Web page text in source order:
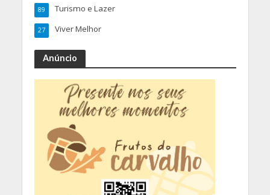
Turismo e Lazer
89
Viver Melhor
27
Anúncio